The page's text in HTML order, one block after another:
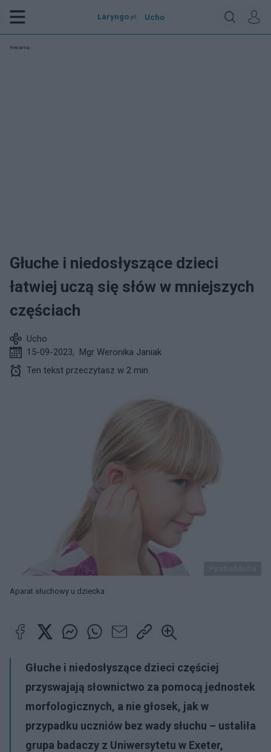
Laryngo.pl Ucho
Reklama:
Głuche i niedosłyszące dzieci
łatwiej uczą się słów w mniejszych
częściach
Ucho
15-09-2023, Mgr Weronika Janiak
Ten tekst przeczytasz w 2 min.
Aparat słuchowy u dziecka
Głuche i niedosłyszące dzieci częściej
przyswajają słownictwo za pomocą jednostek
morfologicznych, a nie głosek, jak w
przypadku uczniów bez wady słuchu – ustaliła
grupa badaczy z Uniwersytetu w Exeter,